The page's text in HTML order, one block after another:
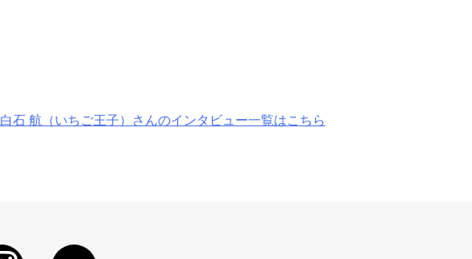
白石 航（いちご王子）さんのインタビュー一覧はこちら